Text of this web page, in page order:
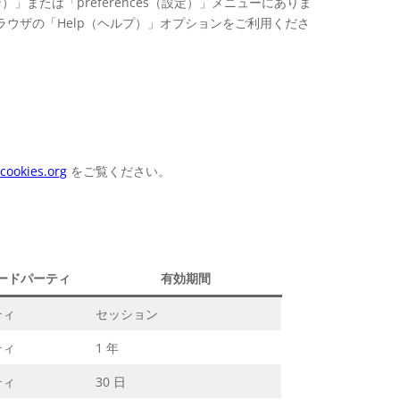
ザの「Help（ヘルプ）」オプションをご利用くださ
をご覧ください。
ドパーティ 有効期間
セッション
1 年
30 日